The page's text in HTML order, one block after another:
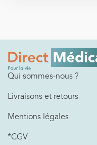
Qui sommes-nous ?
Livraisons et retours
Mentions légales
*CGV